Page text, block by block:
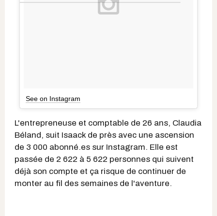
See on Instagram
L'entrepreneuse et comptable de 26 ans, Claudia
Béland, suit Isaack de près avec une ascension
de 3 000 abonné.es sur Instagram. Elle est
passée de 2 622 à 5 622 personnes qui suivent
déjà son compte et ça risque de continuer de
monter au fil des semaines de l'aventure.